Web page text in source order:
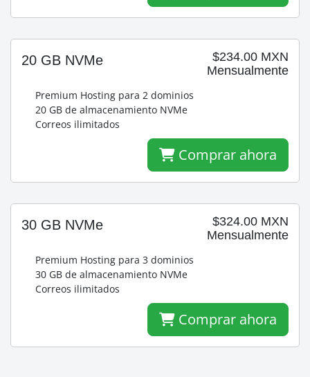
$234.00 MXN
Mensualmente
20 GB NVMe
Premium Hosting para 2 dominios
20 GB de almacenamiento NVMe
Correos ilimitados
Comprar ahora
$324.00 MXN
Mensualmente
30 GB NVMe
Premium Hosting para 3 dominios
30 GB de almacenamiento NVMe
Correos ilimitados
Comprar ahora